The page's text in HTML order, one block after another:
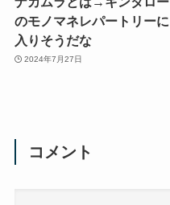
のモノマネレパートリーに
入りそうだな
2024年7月27日
コメント